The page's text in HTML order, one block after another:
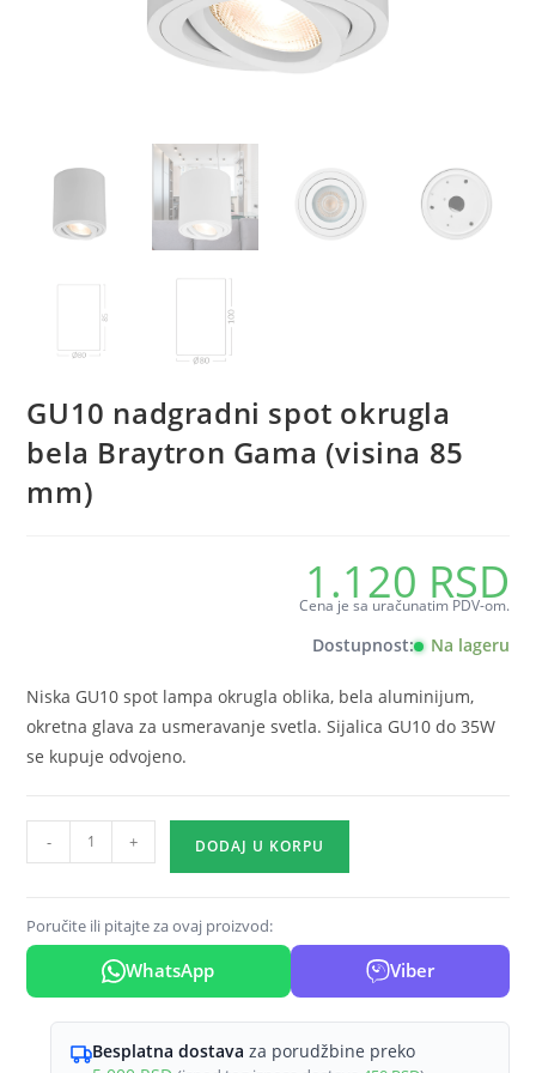
GU10 nadgradni spot okrugla
bela Braytron Gama (visina 85
mm)
1.120 RSD
Cena je sa uračunatim PDV-om.
Dostupnost: Na lageru
Niska GU10 spot lampa okrugla oblika, bela aluminijum,
okretna glava za usmeravanje svetla. Sijalica GU10 do 35W
se kupuje odvojeno.
nadgradni
okrugla
bela
(visina
- + DODAJ U KORPU
Poručite ili pitajte za ovaj proizvod:
WhatsApp Viber
Besplatna dostava za porudžbine preko